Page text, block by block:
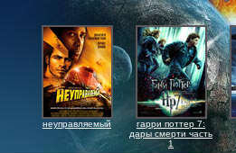
неуправляемый
гарри поттер 7:
дары смерти часть
1